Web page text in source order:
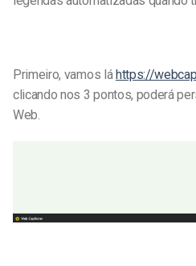
Primeiro, vamos láhttps://
clicando nos 3 pontos, poderá
Web.